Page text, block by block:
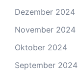
Dezember 2024
November 2024
Oktober 2024
September 2024